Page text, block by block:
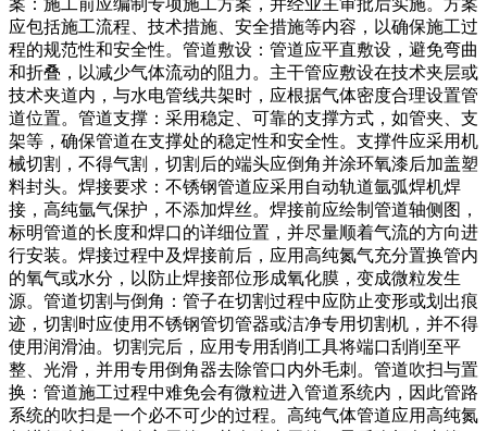
应包括施工流程、技术措施、安全措施等内容，以确保施工过
程的规范性和安全性。管道敷设：管道应平直敷设，避免弯曲
和折叠，以减少气体流动的阻力。主干管应敷设在技术夹层或
技术夹道内，与水电管线共架时，应根据气体密度合理设置管
道位置。管道支撑：采用稳定、可靠的支撑方式，如管夹、支
架等，确保管道在支撑处的稳定性和安全性。支撑件应采用机
械切割，不得气割，切割后的端头应倒角并涂环氧漆后加盖塑
料封头。焊接要求：不锈钢管道应采用自动轨道氩弧焊机焊
接，高纯氩气保护，不添加焊丝。焊接前应绘制管道轴侧图，
标明管道的长度和焊口的详细位置，并尽量顺着气流的方向进
行安装。焊接过程中及焊接前后，应用高纯氮气充分置换管内
的氧气或水分，以防止焊接部位形成氧化膜，变成微粒发生
源。管道切割与倒角：管子在切割过程中应防止变形或划出痕
迹，切割时应使用不锈钢管切管器或洁净专用切割机，并不得
使用润滑油。切割完后，应用专用刮削工具将端口刮削至平
整、光滑，并用专用倒角器去除管口内外毛刺。管道吹扫与置
换：管道施工过程中难免会有微粒进入管道系统内，因此管路
系统的吹扫是一个必不可少的过程。高纯气体管道应用高纯氮